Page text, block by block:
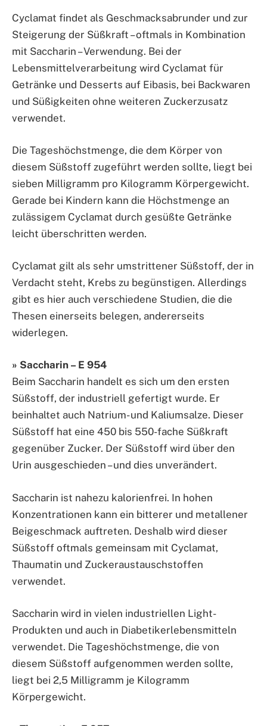
Cyclamat findet als Geschmacksabrunder und zur
Steigerung der Süßkraft – oftmals in Kombination
mit Saccharin – Verwendung. Bei der
Lebensmittelverarbeitung wird Cyclamat für
Getränke und Desserts auf Eibasis, bei Backwaren
und Süßigkeiten ohne weiteren Zuckerzusatz
verwendet.
Die Tageshöchstmenge, die dem Körper von
diesem Süßstoff zugeführt werden sollte, liegt bei
sieben Milligramm pro Kilogramm Körpergewicht.
Gerade bei Kindern kann die Höchstmenge an
zulässigem Cyclamat durch gesüßte Getränke
leicht überschritten werden.
Cyclamat gilt als sehr umstrittener Süßstoff, der in
Verdacht steht, Krebs zu begünstigen. Allerdings
gibt es hier auch verschiedene Studien, die die
Thesen einerseits belegen, andererseits
widerlegen.
» Saccharin – E 954
Beim Saccharin handelt es sich um den ersten
Süßstoff, der industriell gefertigt wurde. Er
beinhaltet auch Natrium- und Kaliumsalze. Dieser
Süßstoff hat eine 450 bis 550-fache Süßkraft
gegenüber Zucker. Der Süßstoff wird über den
Urin ausgeschieden – und dies unverändert.
Saccharin ist nahezu kalorienfrei. In hohen
Konzentrationen kann ein bitterer und metallener
Beigeschmack auftreten. Deshalb wird dieser
Süßstoff oftmals gemeinsam mit Cyclamat,
Thaumatin und Zuckeraustauschstoffen
verwendet.
Saccharin wird in vielen industriellen Light-
Produkten und auch in Diabetikerlebensmitteln
verwendet. Die Tageshöchstmenge, die von
diesem Süßstoff aufgenommen werden sollte,
liegt bei 2,5 Milligramm je Kilogramm
Körpergewicht.